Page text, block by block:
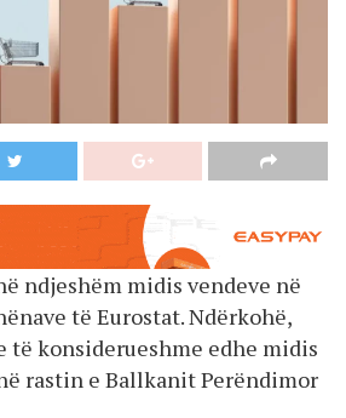
ndjeshëm midis vendeve në
të Eurostat. Ndërkohë,
konsiderueshme edhe midis
rastin e Ballkanit Perëndimor